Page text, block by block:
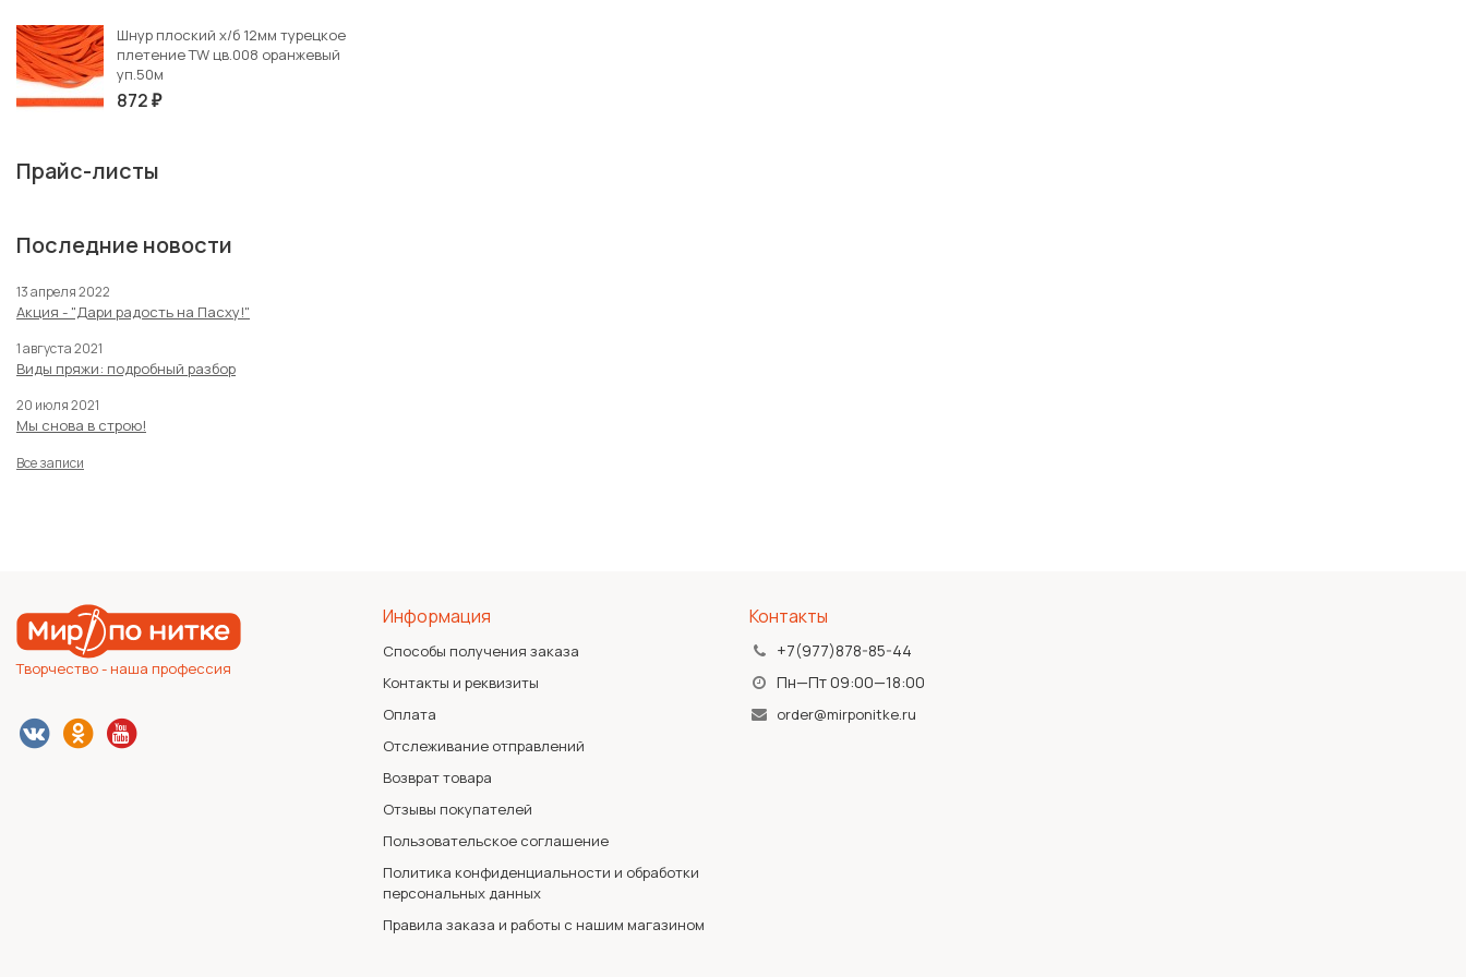
Шнур плоский х/б 12мм турецкое
плетение TW цв.008 оранжевый
уп.50м
872 ₽
Прайс-листы
Последние новости
13 апреля 2022
Акция - "Дари радость на Пасху!"
1 августа 2021
Виды пряжи: подробный разбор
20 июля 2021
Мы снова в строю!
Все записи
Творчество - наша профессия
Информация
Способы получения заказа
Контакты и реквизиты
Оплата
Отслеживание отправлений
Возврат товара
Отзывы покупателей
Пользовательское соглашение
Политика конфиденциальности и обработки
персональных данных
Правила заказа и работы с нашим магазином
Контакты
+7(977)878-85-44
Пн—Пт 09:00—18:00
order@mirponitke.ru